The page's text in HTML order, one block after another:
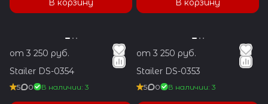
В корзину В корзину
от 3 250 руб.
Stailer DS-0354
5 0 В наличии: 3
от 3 250 руб.
Stailer DS-0353
5 0 В наличии: 3